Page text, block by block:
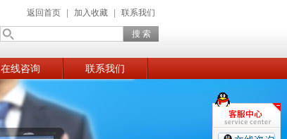
返回首页 加入收藏 联系我们
在线咨询 联系我们